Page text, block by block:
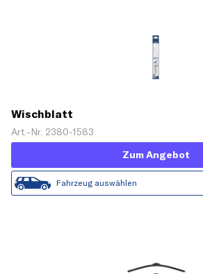
Wischblatt
Art.-Nr. 2380-1583
Zum Angebot
Fahrzeug auswählen